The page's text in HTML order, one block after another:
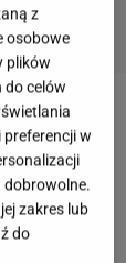
od
z
osobowe
plików
do celów
w
dobrowolne.
zakres lub
do